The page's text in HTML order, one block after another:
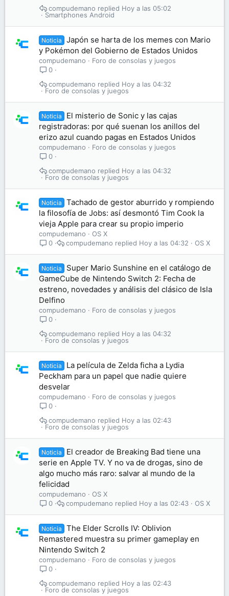
Smartphones Android
Hoy a las 05:02
compudemano
Noticia
Japón se harta de los memes con Mario
y Pokémon del Gobierno de Estados Unidos
compudemano
Foro de consolas y juegos
0
Foro de consolas y juegos
Hoy a las 04:32
compudemano
Noticia
El misterio de Sonic y las cajas
registradoras: por qué suenan los anillos del
erizo azul cuando pagas en Estados Unidos
compudemano
Foro de consolas y juegos
0
Foro de consolas y juegos
Hoy a las 04:32
compudemano
Noticia
Tachado de gestor aburrido y rompiendo
la filosofía de Jobs: así desmontó Tim Cook la
vieja Apple para crear su propio imperio
compudemano
OS X
0
OS X
Hoy a las 04:32
compudemano
Noticia
Super Mario Sunshine en el catálogo de
GameCube de Nintendo Switch 2: Fecha de
estreno, novedades y análisis del clásico de Isla
Delfino
compudemano
Foro de consolas y juegos
0
Foro de consolas y juegos
Hoy a las 04:32
compudemano
Noticia
La película de Zelda ficha a Lydia
Peckham para un papel que nadie quiere
desvelar
compudemano
Foro de consolas y juegos
0
Foro de consolas y juegos
Hoy a las 02:43
compudemano
Noticia
El creador de Breaking Bad tiene una
serie en Apple TV. Y no va de drogas, sino de
algo mucho más raro: salvar al mundo de la
felicidad
compudemano
OS X
0
OS X
Hoy a las 02:43
compudemano
Noticia
The Elder Scrolls IV: Oblivion
Remastered muestra su primer gameplay en
Nintendo Switch 2
compudemano
Foro de consolas y juegos
0
Foro de consolas y juegos
Hoy a las 02:43
compudemano